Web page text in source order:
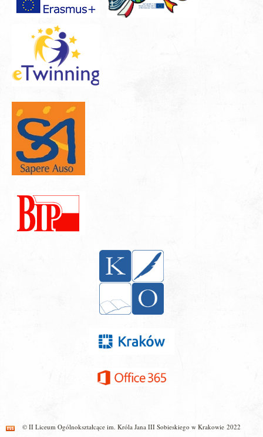
© II Liceum Ogólnokształcące im. Króla Jana III Sobieskiego w Krakowie 2022